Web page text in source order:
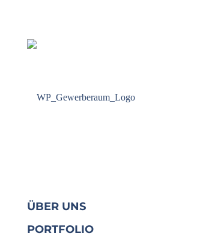
ÜBER UNS
PORTFOLIO